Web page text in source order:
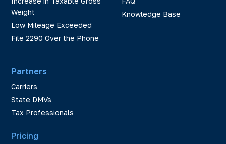
Weight
Low Mileage Exceeded
File 2290 Over the Phone
Partners
Carriers
State DMVs
Tax Professionals
Knowledge Base
Pricing